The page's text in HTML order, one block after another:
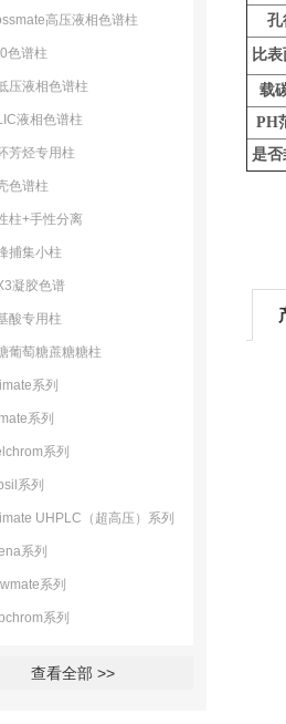
高压液相色谱柱
色谱柱
压液相色谱柱
液相色谱柱
芳烃专用柱
色谱柱
柱+手性分离
捕集小柱
凝胶色谱
酸专用柱
葡萄糖蔗糖糖柱
系列
系列
系列
系列
UHPLC（超高压）系列
系列
系列
系列
查看全部 >>
孔
比
载
PH
是否